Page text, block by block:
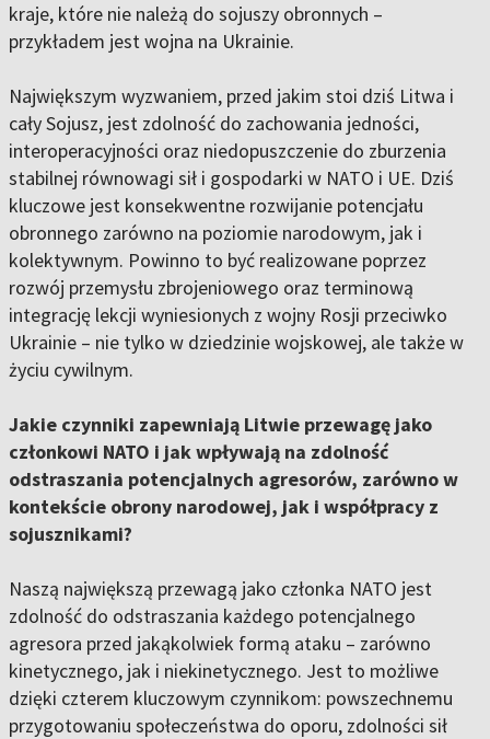
kraje, które nie należą do sojuszy obronnych –
przykładem jest wojna na Ukrainie.
Największym wyzwaniem, przed jakim stoi dziś Litwa i
cały Sojusz, jest zdolność do zachowania jedności,
interoperacyjności oraz niedopuszczenie do zburzenia
stabilnej równowagi sił i gospodarki w NATO i UE. Dziś
kluczowe jest konsekwentne rozwijanie potencjału
obronnego zarówno na poziomie narodowym, jak i
kolektywnym. Powinno to być realizowane poprzez
rozwój przemysłu zbrojeniowego oraz terminową
integrację lekcji wyniesionych z wojny Rosji przeciwko
Ukrainie – nie tylko w dziedzinie wojskowej, ale także w
życiu cywilnym.
Jakie czynniki zapewniają Litwie przewagę jako
członkowi NATO i jak wpływają na zdolność
odstraszania potencjalnych agresorów, zarówno w
kontekście obrony narodowej, jak i współpracy z
sojusznikami?
Naszą największą przewagą jako członka NATO jest
zdolność do odstraszania każdego potencjalnego
agresora przed jakąkolwiek formą ataku – zarówno
kinetycznego, jak i niekinetycznego. Jest to możliwe
dzięki czterem kluczowym czynnikom: powszechnemu
przygotowaniu społeczeństwa do oporu, zdolności sił